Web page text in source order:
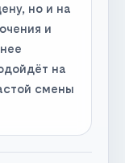
но и на
и
на
смены